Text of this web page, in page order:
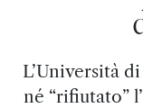
L’Università
né “rifiutato”